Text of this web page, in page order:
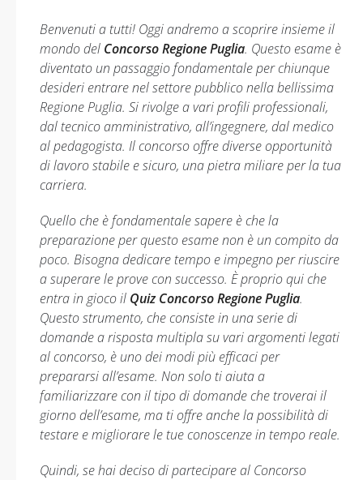
Benvenuti a tutti! Oggi andremo a scoprire insieme il
mondo del Concorso Regione Puglia. Questo esame è
diventato un passaggio fondamentale per chiunque
desideri entrare nel settore pubblico nella bellissima
Regione Puglia. Si rivolge a vari profili professionali,
dal tecnico amministrativo, all’ingegnere, dal medico
al pedagogista. Il concorso offre diverse opportunità
di lavoro stabile e sicuro, una pietra miliare per la tua
carriera.
Quello che è fondamentale sapere è che la
preparazione per questo esame non è un compito da
poco. Bisogna dedicare tempo e impegno per riuscire
a superare le prove con successo. È proprio qui che
entra in gioco il Quiz Concorso Regione Puglia.
Questo strumento, che consiste in una serie di
domande a risposta multipla su vari argomenti legati
al concorso, è uno dei modi più efficaci per
prepararsi all’esame. Non solo ti aiuta a
familiarizzare con il tipo di domande che troverai il
giorno dell’esame, ma ti offre anche la possibilità di
testare e migliorare le tue conoscenze in tempo reale.
Quindi, se hai deciso di partecipare al Concorso